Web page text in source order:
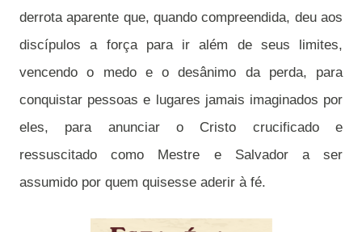
derrota aparente que, quando compreendida, deu aos
discípulos a força para ir além de seus limites,
vencendo o medo e o desânimo da perda, para
conquistar pessoas e lugares jamais imaginados por
eles, para anunciar o Cristo crucificado e
ressuscitado como Mestre e Salvador a ser
assumido por quem quisesse aderir à fé.